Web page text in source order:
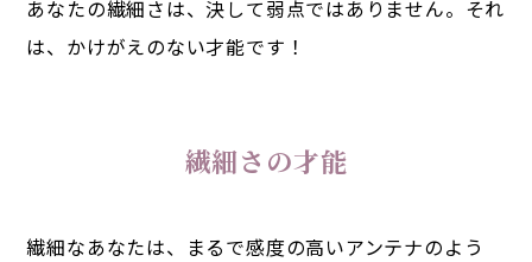
あなたの繊細さは、決して弱点ではありません。それ
は、かけがえのない才能です！
繊細さの才能
繊細なあなたは、まるで感度の高いアンテナのよう